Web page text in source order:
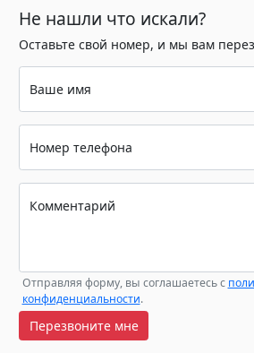
Не нашли что искали?
Оставьте свой номер, и мы вам
Ваше имя
Номер телефона
Комментарий
Отправляя форму, вы соглашаетесь с
конфиденциальности.
Перезвоните мне